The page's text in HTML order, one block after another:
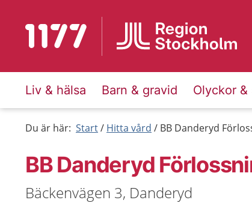
Till startsidan för 1177
Liv & hälsa Barn & gravid Olyckor &
Du är här: Start Hitta vård BB Danderyd
BB Danderyd
Bäckenvägen 3, Danderyd